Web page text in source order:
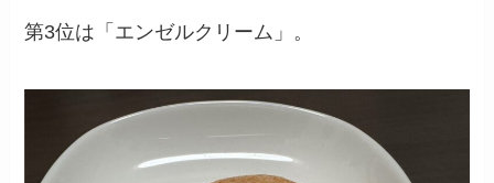
第3位は「エンゼルクリーム」。